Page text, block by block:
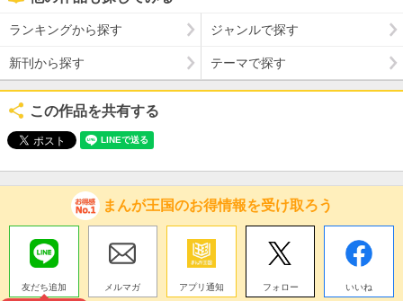
ランキングから探す ジャンルで探す
新刊から探す テーマで探す
この作品を共有する
まんが王国のお得情報を受け取ろう
友だち追加
メルマガ アプリ通知 フォロー いいね